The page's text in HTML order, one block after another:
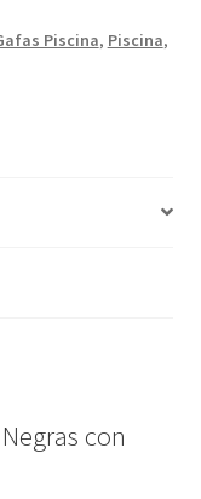
Piscina, Piscina,
con